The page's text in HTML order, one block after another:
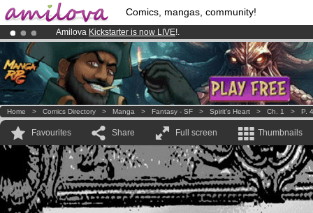
Comics, mangas, community!
Amilova Kickstarter is now LIVE!.
Already 100000membersand 1000comics & mangas!.
Premium membership from3.95 euros per month !Get membership
Home > Comics Directory > Manga > Fantasy - SF > Spirit's Heart > Ch. 1 > P. 4
Favourites Share Full screen Thumbnails